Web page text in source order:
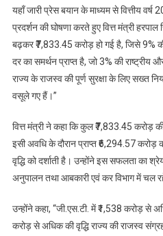
वृद्धि:
हरपाल
सिंह
यहाँ जारी प्रेस बयान के माध्यम से वित्तीय
प्रदर्शन की घोषणा करते हुए वित्त मंत्री
बढ़कर ₹7,833.45 करोड़ हो गई है, जिसे 9%
दर का समर्थन प्राप्त है, जो 3% की
राज्य के राजस्व की पूर्ण सुरक्षा के लिए सख्त
वसूले गए हैं।”
वित्त मंत्री ने कहा कि कुल ₹7,833.45 करोड़
इसी अवधि के दौरान प्राप्त ₹6,294.57
वृद्धि को दर्शाती है। उन्होंने इस सफलता का
अनुपालन तथा आबकारी एवं कर विभाग में चल
उन्होंने कहा, “जी.एस.टी. में ₹1,538 करोड़ से
करोड़ से अधिक की वृद्धि राज्य की राजस्व